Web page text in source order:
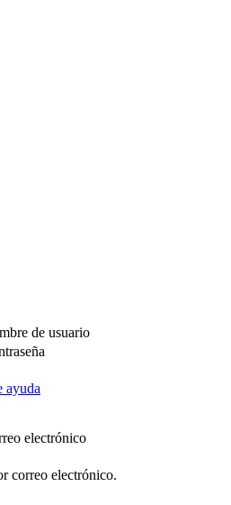
de usuario
ayuda
electrónico
correo electrónico.